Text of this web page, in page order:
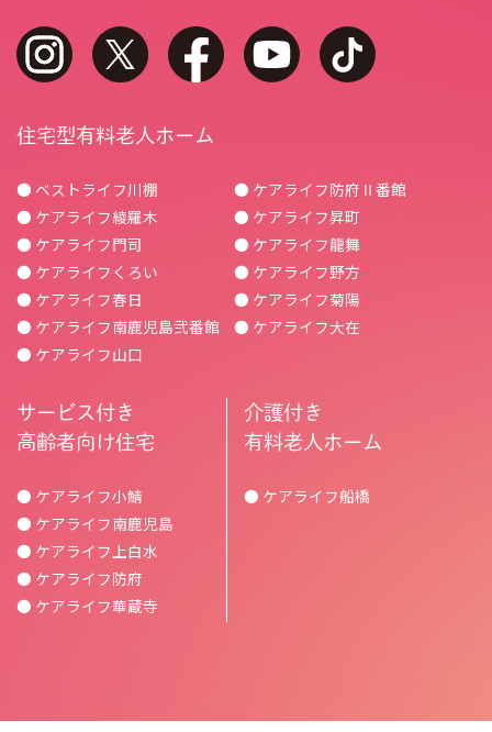
instagram twitter facebook youtube
住宅型有料老人ホーム
● ベストライフ川棚
● ケアライフ綾羅木
● ケアライフ門司
● ケアライフくろい
● ケアライフ春日
● ケアライフ南鹿児島弐番館
● ケアライフ山口
● ケアライフ防府Ⅱ番館
● ケアライフ昇町
● ケアライフ龍舞
● ケアライフ野方
● ケアライフ菊陽
● ケアライフ大在
サービス付き
高齢者向け住宅
● ケアライフ小鯖
● ケアライフ南鹿児島
● ケアライフ上白水
● ケアライフ防府
● ケアライフ華蔵寺
介護付き
有料老人ホーム
● ケアライフ船橋